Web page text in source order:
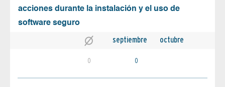
acciones durante la instalación y el uso de
software seguro
septiembre octubre
0 0